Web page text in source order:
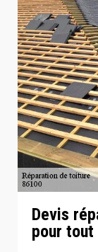
Devis
pour tout